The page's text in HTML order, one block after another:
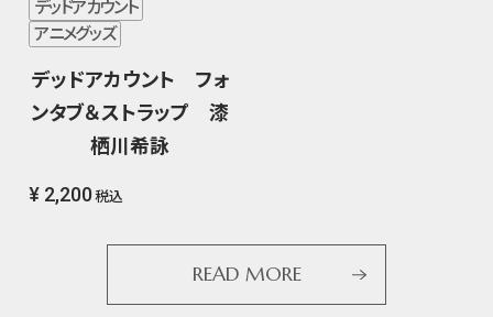
デッドアカウント
アニメグッズ
デッドアカウント フォ
ンタブ＆ストラップ 漆
栖川希詠
¥ 2,200 税込
READ MORE